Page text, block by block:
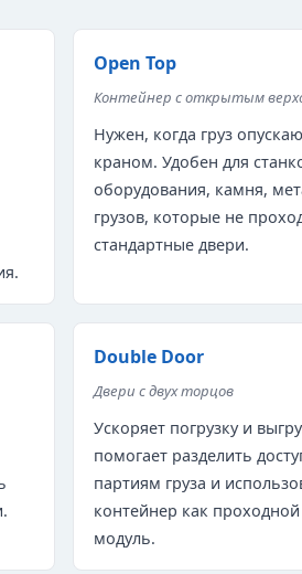
Open Top
Контейнер с открытым
Нужен, когда груз
краном. Удобен для
оборудования, камня,
грузов, которые не
стандартные двери.
Double Door
Двери с двух торцов
Ускоряет погрузку и
помогает разделить
партиям груза и
контейнер как проходной
модуль.